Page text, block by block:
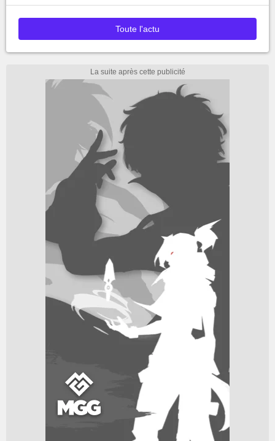
Toute l'actu